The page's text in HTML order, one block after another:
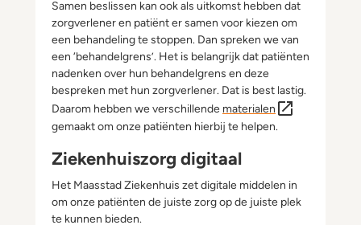
Samen beslissen kan ook als uitkomst hebben dat
zorgverlener en patiënt er samen voor kiezen om
een behandeling te stoppen. Dan spreken we van
een ‘behandelgrens’. Het is belangrijk dat patiënten
nadenken over hun behandelgrens en deze
bespreken met hun zorgverlener. Dat is best lastig.
Daarom hebben we verschillende materialen
gemaakt om onze patiënten hierbij te helpen.
Ziekenhuiszorg digitaal
Het Maasstad Ziekenhuis zet digitale middelen in
om onze patiënten de juiste zorg op de juiste plek
te kunnen bieden.